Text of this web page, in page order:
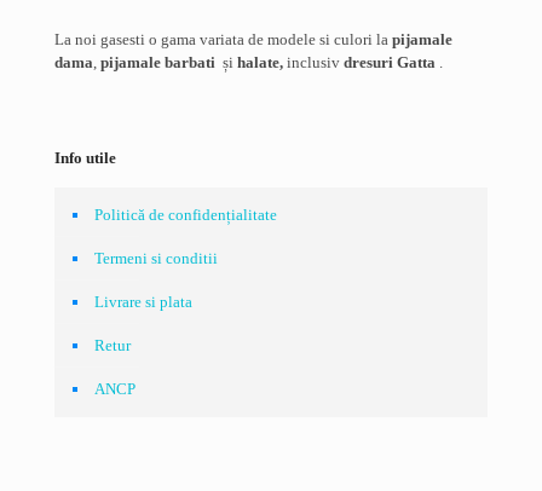
La noi gasesti o gama variata de modele si culori la pijamale
dama, pijamale barbati și halate, inclusiv dresuri Gatta .
Info utile
Politică de confidențialitate
Termeni si conditii
Livrare si plata
Retur
ANCP